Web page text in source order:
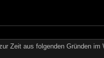
Zeit aus folgenden Gründen im